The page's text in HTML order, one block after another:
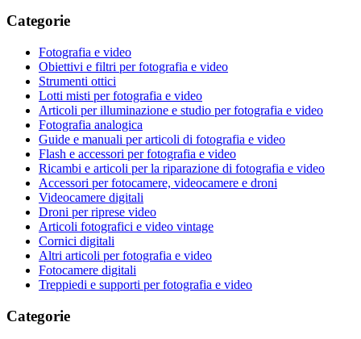
Categorie
Fotografia e video
Obiettivi e filtri per fotografia e video
Strumenti ottici
Lotti misti per fotografia e video
Articoli per illuminazione e studio per fotografia e video
Fotografia analogica
Guide e manuali per articoli di fotografia e video
Flash e accessori per fotografia e video
Ricambi e articoli per la riparazione di fotografia e video
Accessori per fotocamere, videocamere e droni
Videocamere digitali
Droni per riprese video
Articoli fotografici e video vintage
Cornici digitali
Altri articoli per fotografia e video
Fotocamere digitali
Treppiedi e supporti per fotografia e video
Categorie